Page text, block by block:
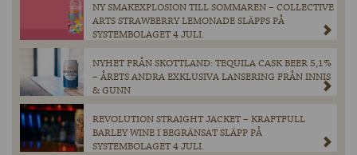
NY SMAKEXPLOSION TILL SOMMAREN – COLLECTIVE
ARTS STRAWBERRY LEMONADE SLÄPPS PÅ
SYSTEMBOLAGET 4 JULI.
NYHET FRÅN SKOTTLAND: TEQUILA CASK BEER 5,1%
– ÅRETS ANDRA EXKLUSIVA LANSERING FRÅN INNIS
& GUNN
REVOLUTION STRAIGHT JACKET – KRAFTFULL
BARLEY WINE I BEGRÄNSAT SLÄPP PÅ
SYSTEMBOLAGET 4 JULI.